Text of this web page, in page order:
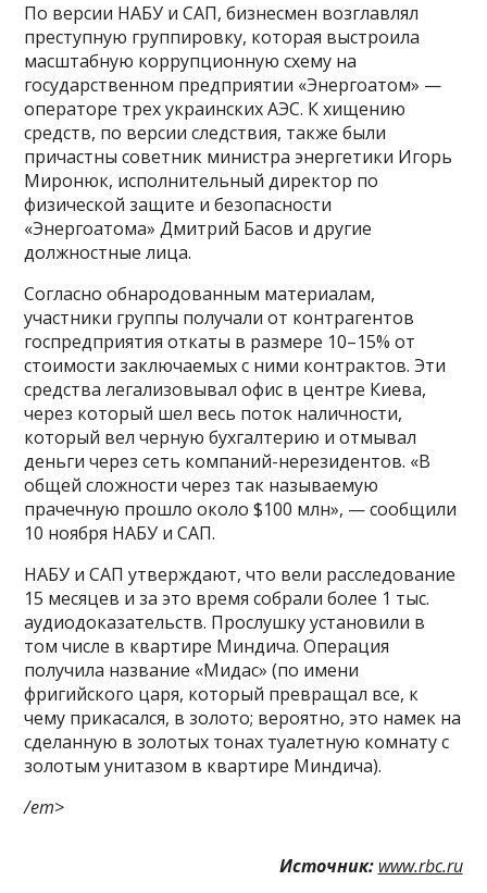
По версии НАБУ и САП, бизнесмен возглавлял
преступную группировку, которая выстроила
масштабную коррупционную схему на
государственном предприятии «Энергоатом» —
операторе трех украинских АЭС. К хищению
средств, по версии следствия, также были
причастны советник министра энергетики Игорь
Миронюк, исполнительный директор по
физической защите и безопасности
«Энергоатома» Дмитрий Басов и другие
должностные лица.
Согласно обнародованным материалам,
участники группы получали от контрагентов
госпредприятия откаты в размере 10–15% от
стоимости заключаемых с ними контрактов. Эти
средства легализовывал офис в центре Киева,
через который шел весь поток наличности,
который вел черную бухгалтерию и отмывал
деньги через сеть компаний-нерезидентов. «В
общей сложности через так называемую
прачечную прошло около $100 млн», — сообщили
10 ноября НАБУ и САП.
НАБУ и САП утверждают, что вели расследование
15 месяцев и за это время собрали более 1 тыс.
аудиодоказательств. Прослушку установили в
том числе в квартире Миндича. Операция
получила название «Мидас» (по имени
фригийского царя, который превращал все, к
чему прикасался, в золото; вероятно, это намек на
сделанную в золотых тонах туалетную комнату с
золотым унитазом в квартире Миндича).
/em>
Источник: www.rbc.ru